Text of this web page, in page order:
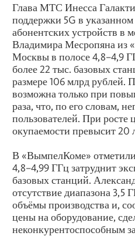
Глава МТС Инесса
поддержки 5G в
абонентских устройств в
Владимира Месропяна из
Москвы в полосе 4,8–4,9
более 22 тыс. базовых
размере 106 млрд рублей.
возможна только при
раза, что, по его словам,
пользователей. При росте
окупаемости превысит 20
В «ВымпелКоме»
4,8–4,99 ГГц затруднит
базовых станций.
отсутствие диапазона 3,5
объёмы производства и,
цены на оборудование,
неконкурентоспособным